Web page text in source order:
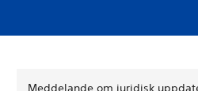
Meddelande om juridisk